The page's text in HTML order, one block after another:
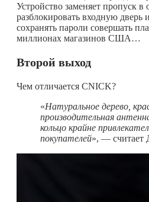
Устройство заменяет пропуск
разблокировать входную дверь
сохранять пароли совершать
миллионах магазинов США…
Второй выход
Чем отличается CNICK?
«Натуральное дерево,
производительная
кольцо крайне
покупателей», — считает